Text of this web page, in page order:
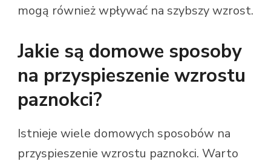
mogą również wpływać na szybszy wzrost.
Jakie są domowe sposoby
na przyspieszenie wzrostu
paznokci?
Istnieje wiele domowych sposobów na
przyspieszenie wzrostu paznokci. Warto